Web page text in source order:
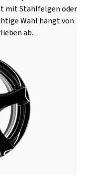
mit Stahlfelgen oder
Wahl hängt von
ab.